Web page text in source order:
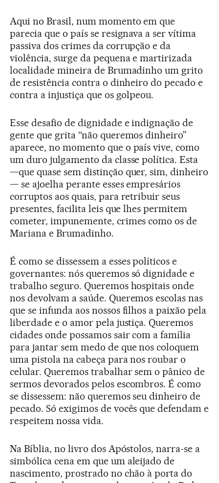
Aqui no Brasil, num momento em que
parecia que o país se resignava a ser vítima
passiva dos crimes da corrupção e da
violência, surge da pequena e martirizada
localidade mineira de Brumadinho um grito
de resistência contra o dinheiro do pecado e
contra a injustiça que os golpeou.
Esse desafio de dignidade e indignação de
gente que grita “não queremos dinheiro”
aparece, no momento que o país vive, como
um duro julgamento da classe política. Esta
—que quase sem distinção quer, sim, dinheiro
— se ajoelha perante esses empresários
corruptos aos quais, para retribuir seus
presentes, facilita leis que lhes permitem
cometer, impunemente, crimes como os de
Mariana e Brumadinho.
É como se dissessem a esses políticos e
governantes: nós queremos só dignidade e
trabalho seguro. Queremos hospitais onde
nos devolvam a saúde. Queremos escolas nas
que se infunda aos nossos filhos a paixão pela
liberdade e o amor pela justiça. Queremos
cidades onde possamos sair com a família
para jantar sem medo de que nos coloquem
uma pistola na cabeça para nos roubar o
celular. Queremos trabalhar sem o pânico de
sermos devorados pelos escombros. É como
se dissessem: não queremos seu dinheiro de
pecado. Só exigimos de vocês que defendam e
respeitem nossa vida.
Na Bíblia, no livro dos Apóstolos, narra-se a
simbólica cena em que um aleijado de
nascimento, prostrado no chão à porta do